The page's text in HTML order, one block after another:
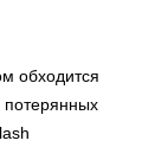
обходится